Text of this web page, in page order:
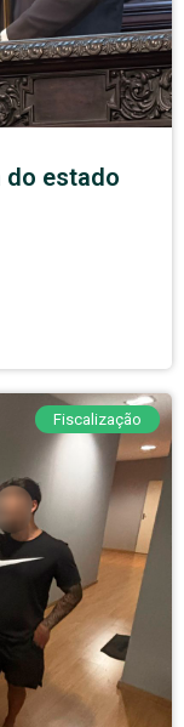
do estado
Fiscalização